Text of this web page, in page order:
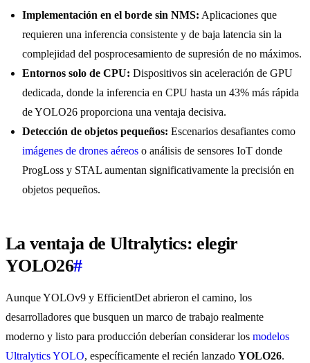
Implementación en el borde sin NMS: Aplicaciones que
requieren una inferencia consistente y de baja latencia sin la
complejidad del posprocesamiento de supresión de no máximos.
Entornos solo de CPU: Dispositivos sin aceleración de GPU
dedicada, donde la inferencia en CPU hasta un 43% más rápida
de YOLO26 proporciona una ventaja decisiva.
Detección de objetos pequeños: Escenarios desafiantes como
imágenes de drones aéreos o análisis de sensores IoT donde
ProgLoss y STAL aumentan significativamente la precisión en
objetos pequeños.
La ventaja de Ultralytics: elegir
YOLO26#
Aunque YOLOv9 y EfficientDet abrieron el camino, los
desarrolladores que busquen un marco de trabajo realmente
moderno y listo para producción deberían considerar los modelos
Ultralytics YOLO, específicamente el recién lanzado YOLO26.